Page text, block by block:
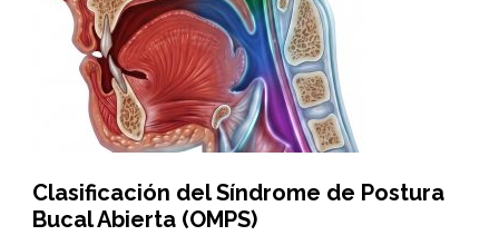
Clasificación del Síndrome de Postura
Bucal Abierta (OMPS)